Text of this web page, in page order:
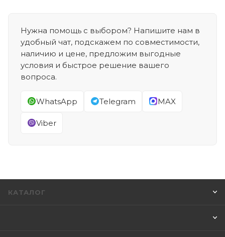
Нужна помощь с выбором? Напишите нам в
удобный чат, подскажем по совместимости,
наличию и цене, предложим выгодные
условия и быстрое решение вашего
вопроса.
WhatsApp Telegram MAX
Viber
КАТАЛОГ